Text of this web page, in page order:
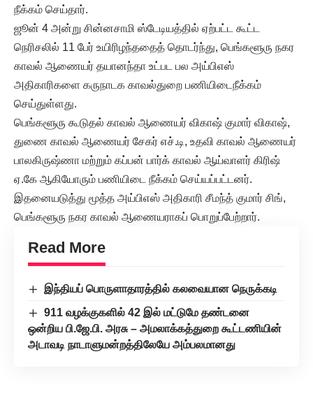
நீக்கம் செய்தார்.
ஜூன் 4 அன்று சின்னசாமி ஸ்டேடியத்தில் ஏற்பட்ட கூட்ட
நெரிசலில் 11 பேர் உயிரிழந்ததைத் தொடர்ந்து, பெங்களூரு நகர
காவல் ஆணையர் தயானந்தா உட்பட பல அய்பிஎஸ்
அதிகாரிகளை கருநாடக காவல்துறை பணியிடைநீக்கம்
செய்துள்ளது.
பெங்களூரு கூடுதல் காவல் ஆணையர் விகாஷ் குமார் விகாஷ்,
துணை காவல் ஆணையர் சேகர் எச்.டி, உதவி காவல் ஆணையர்
பாலகிருஷ்ணா மற்றும் கப்பன் பார்க் காவல் ஆய்வாளர் கிரிஷ்
ஏ.கே ஆகியோரும் பணியிடை நீக்கம் செய்யப்பட்டனர்.
இதனையடுத்து மூத்த அய்பிஎஸ் அதிகாரி சீமந்த் குமார் சிங்,
பெங்களூரு நகர காவல் ஆணையராகப் பொறுப்பேற்றார்.
Read More
இந்தியப் பொருளாதாரத்தில் கலவையான நெருக்கடி
911 வழக்குகளில் 42 இல் மட்டுமே தண்டனை
ஒன்றிய பி.ஜே.பி. அரசு – அமலாக்கத்துறை கூட்டணியின்
அடாவடி நாடாளுமன்றத்திலேயே அம்பலமானது